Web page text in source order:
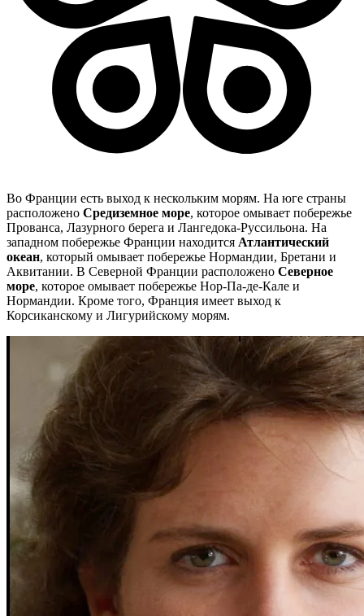
Во Франции есть выход к нескольким морям. На юге страны
расположено Средиземное море, которое омывает побережье
Прованса, Лазурного берега и Лангедока-Руссильона. На
западном побережье Франции находится Атлантический
океан, который омывает побережье Нормандии, Бретани и
Аквитании. В Северной Франции расположено Северное
море, которое омывает побережье Нор-Па-де-Кале и
Нормандии. Кроме того, Франция имеет выход к
Корсиканскому и Лигурийскому морям.